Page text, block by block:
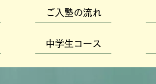
ご入塾の流れ
中学生コース